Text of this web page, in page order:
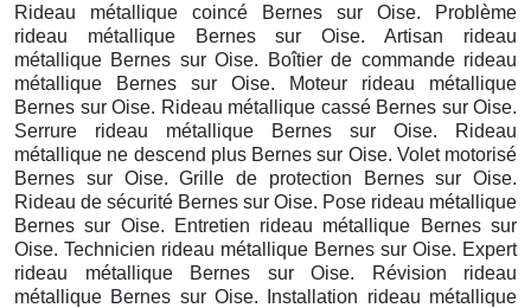
Rideau métallique coincé Bernes sur Oise. Problème
rideau métallique Bernes sur Oise. Artisan rideau
métallique Bernes sur Oise. Boîtier de commande rideau
métallique Bernes sur Oise. Moteur rideau métallique
Bernes sur Oise. Rideau métallique cassé Bernes sur Oise.
Serrure rideau métallique Bernes sur Oise. Rideau
métallique ne descend plus Bernes sur Oise. Volet motorisé
Bernes sur Oise. Grille de protection Bernes sur Oise.
Rideau de sécurité Bernes sur Oise. Pose rideau métallique
Bernes sur Oise. Entretien rideau métallique Bernes sur
Oise. Technicien rideau métallique Bernes sur Oise. Expert
rideau métallique Bernes sur Oise. Révision rideau
métallique Bernes sur Oise. Installation rideau métallique